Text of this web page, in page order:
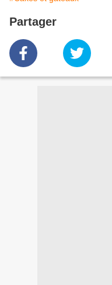
Partager